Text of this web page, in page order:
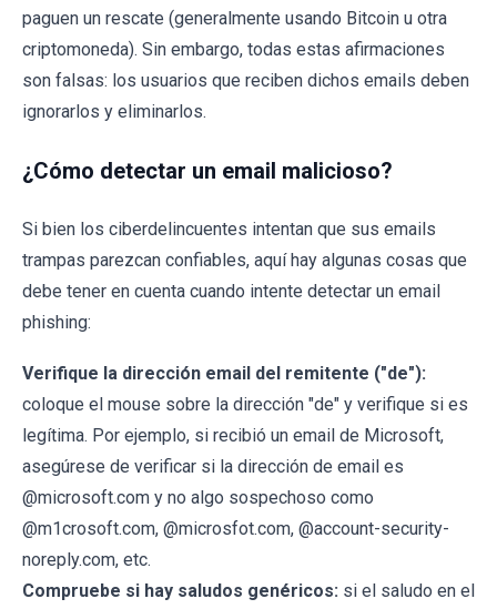
paguen un rescate (generalmente usando Bitcoin u otra
criptomoneda). Sin embargo, todas estas afirmaciones
son falsas: los usuarios que reciben dichos emails deben
ignorarlos y eliminarlos.
¿Cómo detectar un email malicioso?
Si bien los ciberdelincuentes intentan que sus emails
trampas parezcan confiables, aquí hay algunas cosas que
debe tener en cuenta cuando intente detectar un email
phishing:
Verifique la dirección email del remitente ("de"):
coloque el mouse sobre la dirección "de" y verifique si es
legítima. Por ejemplo, si recibió un email de Microsoft,
asegúrese de verificar si la dirección de email es
@microsoft.com y no algo sospechoso como
@m1crosoft.com, @microsfot.com, @account-security-
noreply.com, etc.
Compruebe si hay saludos genéricos: si el saludo en el